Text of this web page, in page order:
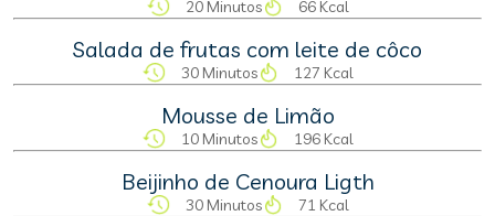
20 Minutos 66 Kcal
Salada de frutas com leite de côco
30 Minutos 127 Kcal
Mousse de Limão
10 Minutos 196 Kcal
Beijinho de Cenoura Ligth
30 Minutos 71 Kcal